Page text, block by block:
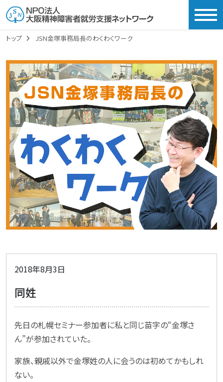
トップ JSN金塚事務局長のわくわくワーク
2018年8月3日
同姓
先日の札幌セミナー参加者に私と同じ苗字の“金塚さ
ん”が参加されていた。
家族、親戚以外で金塚姓の人に会うのは初めてかもしれ
ない。